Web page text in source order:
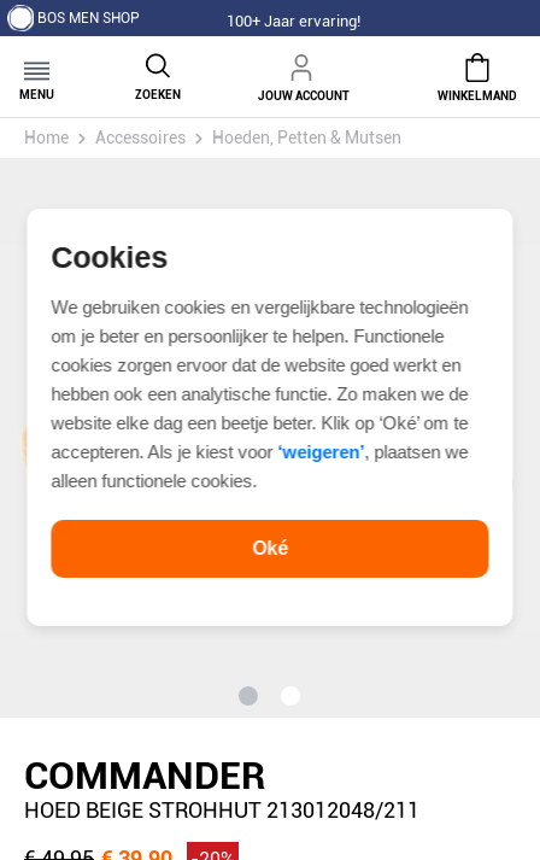
Cookies
We gebruiken cookies en vergelijkbare technologieën
om je beter en persoonlijker te helpen. Functionele
cookies zorgen ervoor dat de website goed werkt en
hebben ook een analytische functie. Zo maken we de
website elke dag een beetje beter. Klik op ‘Oké’ om te
accepteren. Als je kiest voor ‘weigeren’, plaatsen we
alleen functionele cookies.
Oké
BOS MEN SHOP 100+ Jaar ervaring!
MENU ZOEKEN JOUW ACCOUNT WINKELMAND
Home Accessoires Hoeden, Petten & Mutsen
COMMANDER
HOED BEIGE STROHHUT 213012048/211